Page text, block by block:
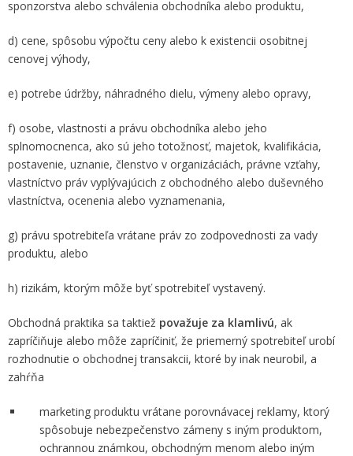
sponzorstva alebo schválenia obchodníka alebo produktu,
d) cene, spôsobu výpočtu ceny alebo k existencii osobitnej
cenovej výhody,
e) potrebe údržby, náhradného dielu, výmeny alebo opravy,
f) osobe, vlastnosti a právu obchodníka alebo jeho
splnomocnenca, ako sú jeho totožnosť, majetok, kvalifikácia,
postavenie, uznanie, členstvo v organizáciách, právne vzťahy,
vlastníctvo práv vyplývajúcich z obchodného alebo duševného
vlastníctva, ocenenia alebo vyznamenania,
g) právu spotrebiteľa vrátane práv zo zodpovednosti za vady
produktu, alebo
h) rizikám, ktorým môže byť spotrebiteľ vystavený.
Obchodná praktika sa taktiež považuje za klamlivú, ak
zapríčiňuje alebo môže zapríčiniť, že priemerný spotrebiteľ urobí
rozhodnutie o obchodnej transakcii, ktoré by inak neurobil, a
zahŕňa
marketing produktu vrátane porovnávacej reklamy, ktorý
spôsobuje nebezpečenstvo zámeny s iným produktom,
ochrannou známkou, obchodným menom alebo iným